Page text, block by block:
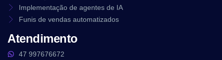
Implementação de agentes de IA
Funis de vendas automatizados
Atendimento
47 997676672